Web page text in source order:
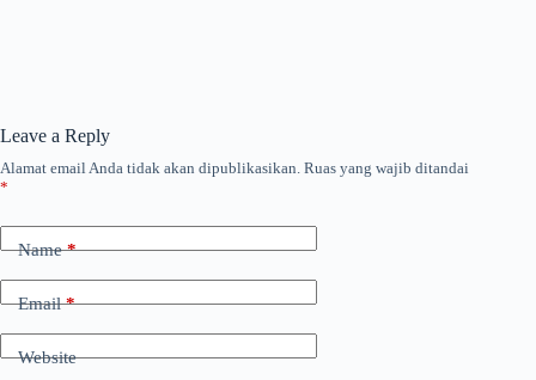
Leave a Reply
Alamat email Anda tidak akan dipublikasikan. Ruas yang wajib ditandai
*
Name*
Email*
Website